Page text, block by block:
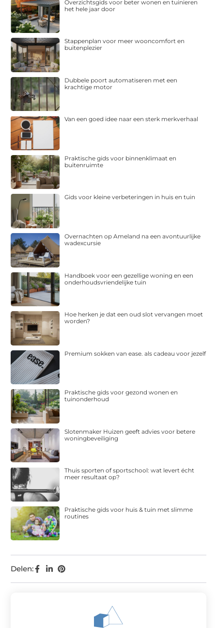
Delen:
Overzichtsgids voor beter wonen en tuinieren
het hele jaar door
Stappenplan voor meer wooncomfort en
buitenplezier
Dubbele poort automatiseren met een
krachtige motor
Van een goed idee naar een sterk merkverhaal
Praktische gids voor binnenklimaat en
buitenruimte
Gids voor kleine verbeteringen in huis en tuin
Overnachten op Ameland na een avontuurlijke
wadexcursie
Handboek voor een gezellige woning en een
onderhoudsvriendelijke tuin
Hoe herken je dat een oud slot vervangen moet
worden?
Premium sokken van ease. als cadeau voor jezelf
Praktische gids voor gezond wonen en
tuinonderhoud
Slotenmaker Huizen geeft advies voor betere
woningbeveiliging
Thuis sporten of sportschool: wat levert écht
meer resultaat op?
Praktische gids voor huis & tuin met slimme
routines